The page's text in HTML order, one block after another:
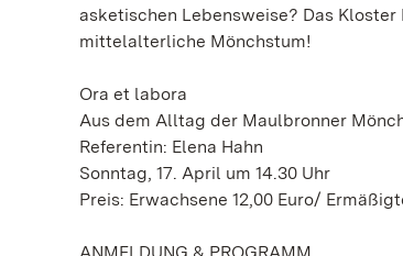
asketischen Lebensweise? Das
mittelalterliche Mönchstum!
Ora et labora
Aus dem Alltag der Maulbronner
Referentin: Elena Hahn
Sonntag, 17. April um 14.30 Uhr
Preis: Erwachsene 12,00 Euro/